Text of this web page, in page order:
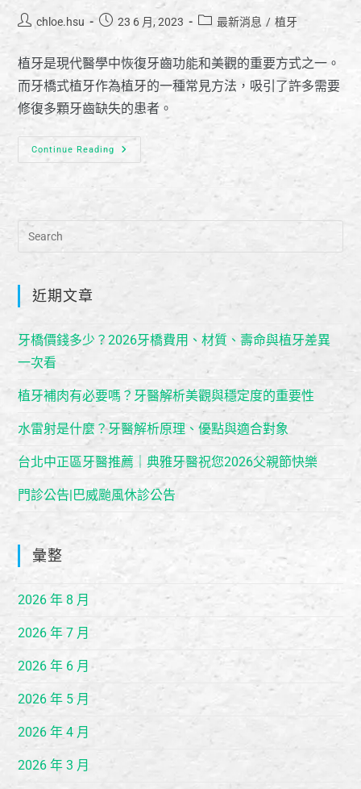
chloe.hsu 23 6 月, 2023 最新消息 / 植牙
植牙是現代醫學中恢復牙齒功能和美觀的重要方式之一。
而牙橋式植牙作為植牙的一種常見方法，吸引了許多需要
修復多顆牙齒缺失的患者。
Continue Reading
近期文章
牙橋價錢多少？2026牙橋費用、材質、壽命與植牙差異
一次看
植牙補肉有必要嗎？牙醫解析美觀與穩定度的重要性
水雷射是什麼？牙醫解析原理、優點與適合對象
台北中正區牙醫推薦｜典雅牙醫祝您2026父親節快樂
門診公告|巴威颱風休診公告
彙整
2026 年 8 月
2026 年 7 月
2026 年 6 月
2026 年 5 月
2026 年 4 月
2026 年 3 月